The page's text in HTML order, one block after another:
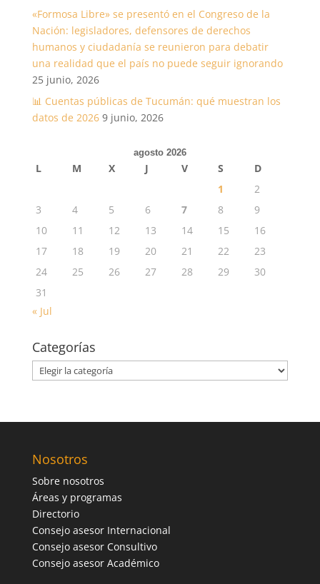
«Formosa Libre» se presentó en el Congreso de la
Nación: legisladores, defensores de derechos
humanos y ciudadanía se reunieron para debatir
una realidad que el país no puede seguir ignorando
25 junio, 2026
📊 Cuentas públicas de Tucumán: qué muestran los
datos de 2026 9 junio, 2026
agosto 2026
L M X J V S
D
1
2
3
4 5 6 7 8
9
10
11 12 13 14 15
16
17
18 19 20 21 22
23
24
25 26 27 28 29
30
31
« Jul
Categorías
Categorías
Nosotros
Sobre nosotros
Áreas y programas
Directorio
Consejo asesor Internacional
Consejo asesor Consultivo
Consejo asesor Académico